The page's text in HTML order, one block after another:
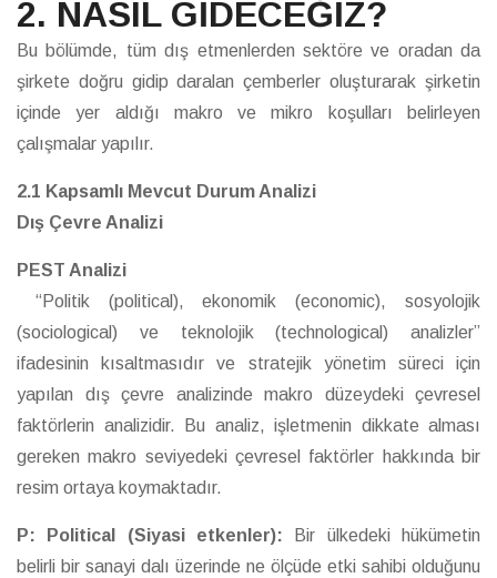
2. NASIL GİDECEĞİZ?
Bu bölümde, tüm dış etmenlerden sektöre ve oradan da
şirkete doğru gidip daralan çemberler oluşturarak şirketin
içinde yer aldığı makro ve mikro koşulları belirleyen
çalışmalar yapılır.
2.1 Kapsamlı Mevcut Durum Analizi
Dış Çevre Analizi
PEST Analizi
“Politik (political), ekonomik (economic), sosyolojik
(sociological) ve teknolojik (technological) analizler”
ifadesinin kısaltmasıdır ve stratejik yönetim süreci için
yapılan dış çevre analizinde makro düzeydeki çevresel
faktörlerin analizidir. Bu analiz, işletmenin dikkate alması
gereken makro seviyedeki çevresel faktörler hakkında bir
resim ortaya koymaktadır.
P: Political (Siyasi etkenler):
Bir ülkedeki hükümetin
belirli bir sanayi dalı üzerinde ne ölçüde etki sahibi olduğunu